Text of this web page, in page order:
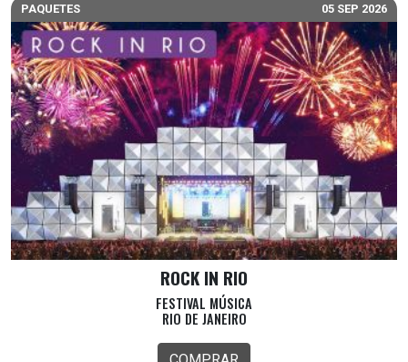
PAQUETES 05 SEP 2026
ROCK IN RIO
FESTIVAL MÚSICA
RIO DE JANEIRO